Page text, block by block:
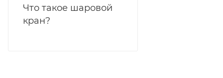
Что такое шаровой
кран?